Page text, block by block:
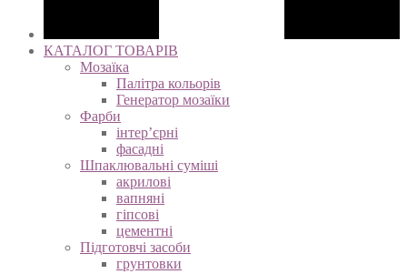
КАТАЛОГ ТОВАРІВ
Мозаїка
Палітра кольорів
Генератор мозаїки
Фарби
інтер’єрні
фасадні
Шпаклювальні суміші
акрилові
вапняні
гіпсові
цементні
Підготовчі засоби
грунтовки